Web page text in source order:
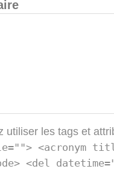
utiliser les tags et
<acronym
<del